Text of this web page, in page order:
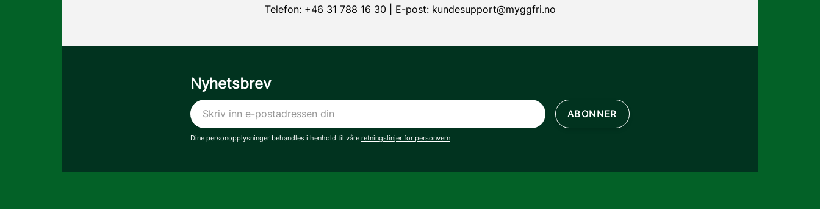
Telefon: +46 31 788 16 30 | E-post: kundesupport@myggfri.no
Nyhetsbrev
ABONNER
Dine personopplysninger behandles i henhold til våre retningslinjer for personvern.